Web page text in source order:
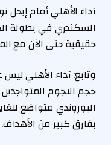
آداء الأهلي أمام إيجل
السكندري في بطولة
حقيقية حتى الآن مع
وتابع: آداء الأهلي
حجم النجوم
اليوروندي متواضع
بفارق كبير من الأهداف.